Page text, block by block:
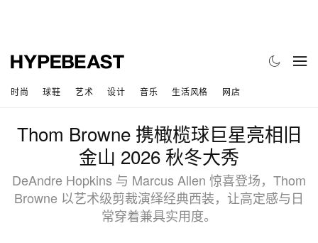
时尚 球鞋 艺术 设计 音乐 生活风格 网店
Thom Browne 携橄榄球巨星亮相旧
金山 2026 秋冬大秀
DeAndre Hopkins 与 Marcus Allen 惊喜登场，Thom
Browne 以艺术级剪裁演绎经典西装，让高定感与日
常穿着兼具实用度。